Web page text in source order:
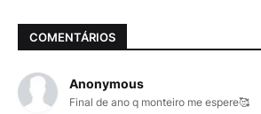
COMENTÁRIOS
Anonymous
Final de ano q monteiro me espere🥰